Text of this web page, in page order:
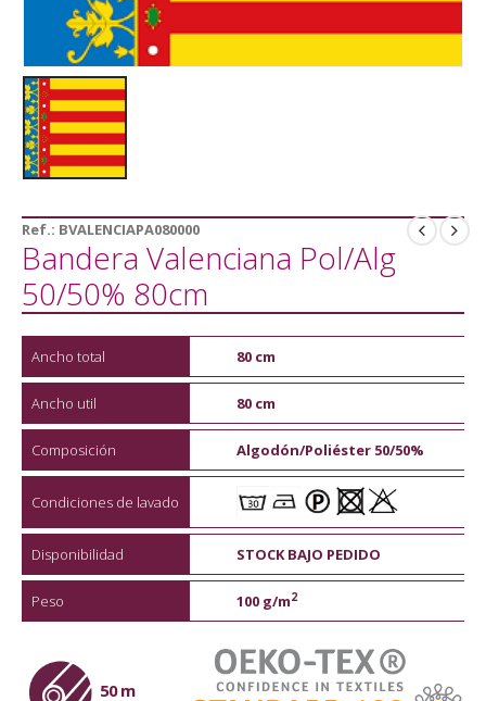
Ref.: BVALENCIAPA080000
Bandera Valenciana Pol/Alg
50/50% 80cm
Ancho total 80 cm
Ancho util 80 cm
Composición Algodón/Poliéster 50/50%
Condiciones de lavado
Disponibilidad STOCK BAJO PEDIDO
Peso 100 g/m2
50 m